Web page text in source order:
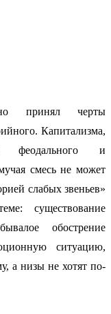
принял черты
Капитализма,
феодального и
смесь не может
слабых звеньев»
существование
обострение
ситуацию,
а низы не хотят по-